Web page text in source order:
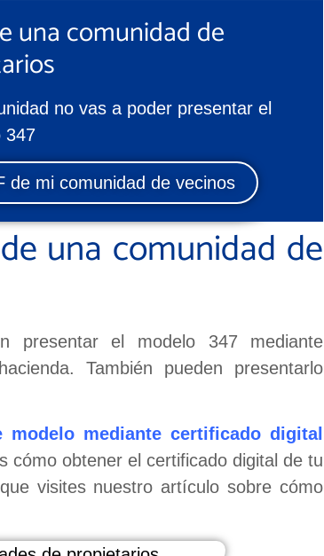
una comunidad de
no vas a poder presentar el
347
de mi comunidad de vecinos
una comunidad de
presentar el modelo 347 mediante
También pueden presentarlo
modelo mediante certificado digital
cómo obtener el certificado digital de tu
visites nuestro artículo sobre cómo